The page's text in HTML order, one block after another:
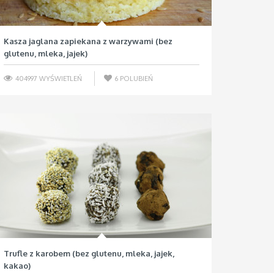
Kasza jaglana zapiekana z warzywami (bez
glutenu, mleka, jajek)
404997 WYŚWIETLEŃ 6 POLUBIEŃ
Trufle z karobem (bez glutenu, mleka, jajek,
kakao)